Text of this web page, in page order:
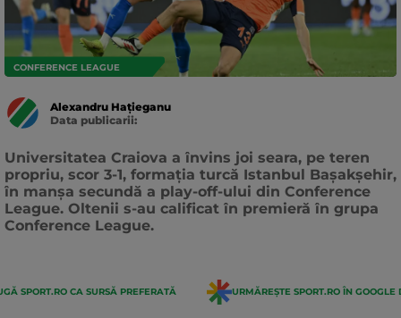
CONFERENCE LEAGUE
Alexandru Hațieganu
Data publicarii:
Universitatea Craiova a învins joi seara, pe teren
propriu, scor 3-1, formaţia turcă Istanbul Başakşehir,
în manşa secundă a play-off-ului din Conference
League. Oltenii s-au calificat în premieră în grupa
Conference League.
SPORT.RO CA SURSĂ PREFERATĂ URMĂREȘTE SPORT.RO ÎN GOOGLE